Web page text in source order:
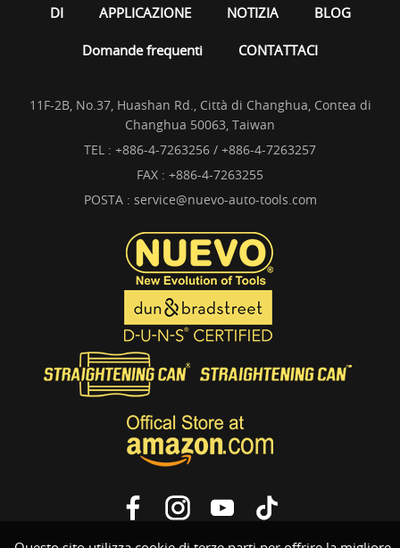
DI APPLICAZIONE NOTIZIA BLOG
Domande frequenti CONTATTACI
11F-2B, No.37, Huashan Rd., Città di Changhua, Contea di
Changhua 50063, Taiwan
TEL : +886-4-7263256 / +886-4-7263257
FAX : +886-4-7263255
POSTA : service@nuevo-auto-tools.com